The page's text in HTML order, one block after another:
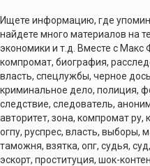
Ищете информацию, где
найдете много материалов на
экономики и т.д. Вместе с Макс
компромат, биография,
власть, спецлужбы, черное
криминальное дело, полиция,
следствие, следователь,
авторитет, зона, компромат ру,
огпу, руспрес, власть, выборы,
таможня, взятка, опг, судья,
эскорт, проституция, шок-